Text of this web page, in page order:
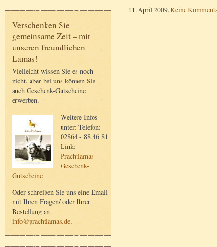
Verschenken Sie
gemeinsame Zeit – mit
unseren freundlichen
Lamas!
Vielleicht wissen Sie es noch
nicht, aber bei uns können Sie
auch Geschenk-Gutscheine
erwerben.
Weitere Infos
unter: Telefon:
02864 - 88 46 81
Link:
Prachtlamas-
Geschenk-
Gutscheine
Oder schreiben Sie uns eine Email
mit Ihren Fragen/ oder Ihrer
Bestellung an
info@prachtlamas.de.
11. April 2009,Keine